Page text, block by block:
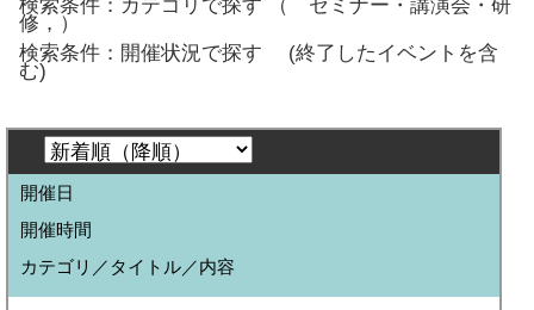
検索条件：カテゴリで探す （ セミナー・講演会・研
修， ）
検索条件：開催状況で探す (終了したイベントを含
む)
開催日
開催時間
カテゴリ／タイトル／内容